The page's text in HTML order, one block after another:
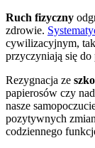
Ruch fizyczny
zdrowie.
cywilizacyjnym,
przyczyniają się do
Rezygnacja ze
papierosów czy
nasze
pozytywnych
codziennego